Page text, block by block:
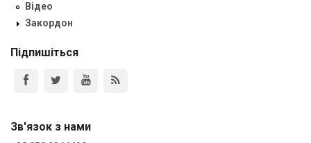
Відео
Закордон
Підпишіться
Зв'язок з нами